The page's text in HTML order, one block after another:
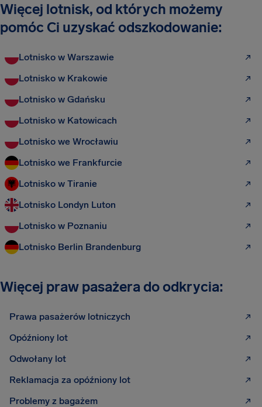
Więcej lotnisk, od których możemy
pomóc Ci uzyskać odszkodowanie:
Lotnisko w Warszawie
Lotnisko w Krakowie
Lotnisko w Gdańsku
Lotnisko w Katowicach
Lotnisko we Wrocławiu
Lotnisko we Frankfurcie
Lotnisko w Tiranie
Lotnisko Londyn Luton
Lotnisko w Poznaniu
Lotnisko Berlin Brandenburg
Więcej praw pasażera do odkrycia:
Prawa pasażerów lotniczych
Opóźniony lot
Odwołany lot
Reklamacja za opóźniony lot
Problemy z bagażem